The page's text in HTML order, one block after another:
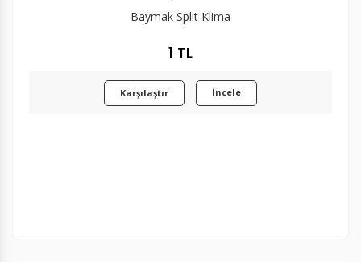
Baymak Split Klima
1 TL
Karşılaştır İncele